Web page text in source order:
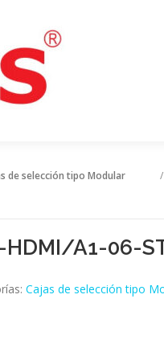
de selección tipo Modular
HDMI/A1-06-
Cajas de selección tipo